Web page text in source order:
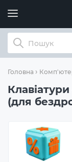
Головна
(для